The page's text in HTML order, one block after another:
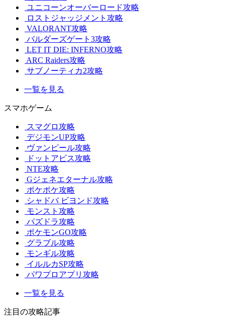
ユニコーンオーバーロード攻略
ロストジャッジメント攻略
VALORANT攻略
バルダーズゲート3攻略
LET IT DIE: INFERNO攻略
ARC Raiders攻略
サブノーティカ2攻略
一覧を見る
スマホゲーム
スマグロ攻略
デジモンUP攻略
ヴァンピール攻略
ドットアビス攻略
NTE攻略
Gジェネエターナル攻略
ポケポケ攻略
シャドバ ビヨンド攻略
モンスト攻略
パズドラ攻略
ポケモンGO攻略
グラブル攻略
モンギル攻略
イルルカSP攻略
パワプロアプリ攻略
一覧を見る
注目の攻略記事